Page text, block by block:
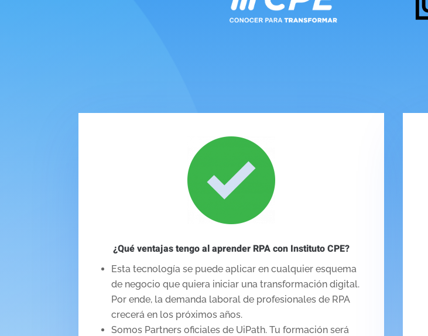
¿Qué ventajas tengo al aprender RPA con Instituto CPE?
Esta tecnología se puede aplicar en cualquier esquema
de negocio que quiera iniciar una transformación digital.
Por ende, la demanda laboral de profesionales de RPA
crecerá en los próximos años.
Somos Partners oficiales de UiPath. Tu formación será